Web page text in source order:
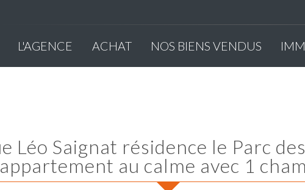
L'AGENCE ACHAT NOS BIENS VENDUS
appartement au calme avec 1